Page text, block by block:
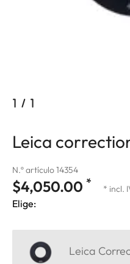
1 / 1
Leica
N.º artículo 14354
$4,050.00 * * incl.
Elige:
Leica